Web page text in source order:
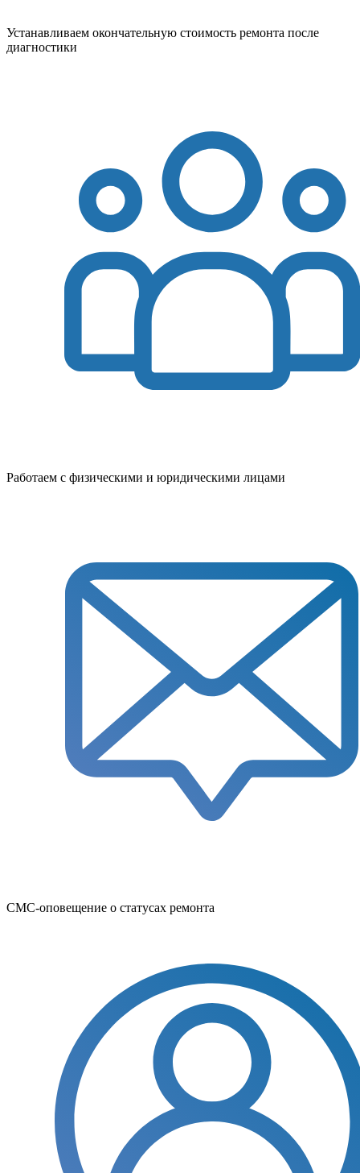
Устанавливаем окончательную стоимость ремонта после
диагностики
Работаем с физическими и юридическими лицами
СМС-оповещение о статусах ремонта